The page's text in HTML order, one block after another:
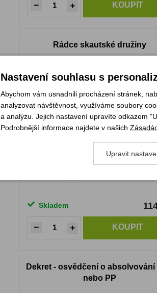
KOUPIT
Rádce skautské družiny
Skladem
KOUPIT
Dekret - osvědčení o absolvování
nebo PP
Nastavení souhlasu s
Abychom vám usnadnili procházení stránek,
analyzovat návštěvnost, využíváme soubory
a analýzu. Jejich nastavení upravíte odkazem
Podrobnější informace najdete v našich
Upravit